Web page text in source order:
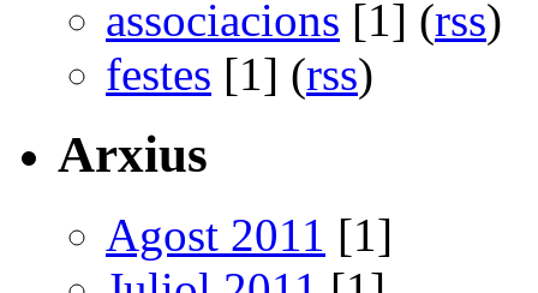
associacions [1] (rss)
festes [1] (rss)
Arxius
Agost 2011 [1]